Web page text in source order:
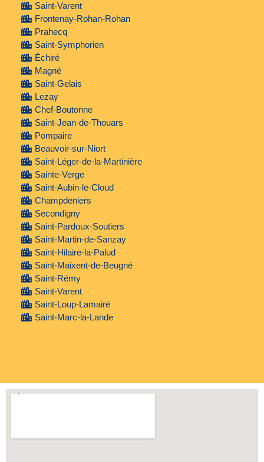
Saint-Varent
Frontenay-Rohan-Rohan
Prahecq
Saint-Symphorien
Échiré
Magné
Saint-Gelais
Lezay
Chef-Boutonne
Saint-Jean-de-Thouars
Pompaire
Beauvoir-sur-Niort
Saint-Léger-de-la-Martinière
Sainte-Verge
Saint-Aubin-le-Cloud
Champdeniers
Secondigny
Saint-Pardoux-Soutiers
Saint-Martin-de-Sanzay
Saint-Hilaire-la-Palud
Saint-Maixent-de-Beugné
Saint-Rémy
Saint-Varent
Saint-Loup-Lamairé
Saint-Marc-la-Lande